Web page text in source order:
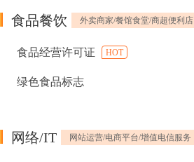
食品餐饮 外卖商家/餐馆食堂/商超便利店
食品经营许可证 HOT
绿色食品标志
网络/IT 网站运营/电商平台/增值电信服务